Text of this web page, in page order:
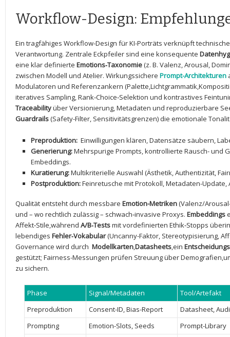
Workflow-Design:
Ein tragfähiges Workflow-Design für KI-Porträts verknüpft
Verantwortung. Zentrale Eckpfeiler sind eine⁣ konsequente
eine klar definierte⁢ Emotions‑Taxonomie⁣(z. B. ⁢Valenz, ⁣Arousal,
zwischen Modell und Atelier. Wirkungssichere Prompt-Architekturen
Modulatoren und Referenzankern
iteratives Sampling, Rank‑Choice‑Selektion ​und kontrastives
Traceabilityüber Versionierung, Metadaten und reproduzierbare
Guardrails(Safety-Filter, Sensitivitätsgrenzen) ‌die emotionale
Preproduktion: Einwilligungen klären, Datensätze säubern,
Generierung:Mehrspurige Prompts, kontrollierte Rausch- und
Embeddings.
Kuratierung:Multikriterielle Auswahl (Ästhetik, Authentizität,
Postproduktion:Feinretusche mit Protokoll, Metadaten-
Qualität entsteht durch messbare Emotion-Metriken(Valenz/
und – wo rechtlich zulässig – schwach‑invasive Proxys. Embeddings
Affekt‑Stile,während A/B‑Testsmit vordefinierten Ethik‑Stopps
lebendiges Fehler‑Vokabular(Uncanny-Faktor, Stereotypisierung,‌
Governance wird durch ⁤ Modellkarten,Datasheets,ein
gestützt; ‌Fairness-Messungen prüfen ‍Streuung über
zu sichern.
Phase Signal/Metadaten
Tool/Artefakt
Preproduktion
Consent-ID, Bias-Report
Datasheet,
Prompting
Emotion-Slots, Seeds
Prompt-Library